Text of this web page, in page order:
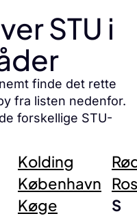
STU i
finde det rette
fra listen nedenfor.
forskellige STU-
Kolding
København
Køge
S